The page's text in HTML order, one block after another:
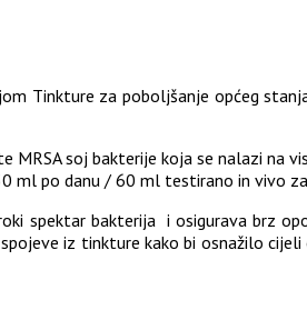
Tinkture za poboljšanje općeg
soj bakterije koja se nalazi na
ml po danu / 60 ml testirano in vivo
spektar bakterija i osigurava brz
iz tinkture kako bi osnažilo